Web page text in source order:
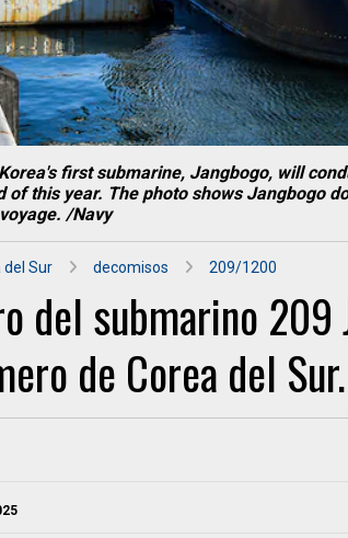
first submarine, Jangbogo, will
of this year. The photo shows Jangbogo
/Navy
del Sur decomisos 209/1200
del submarino 209
de Corea del Sur.